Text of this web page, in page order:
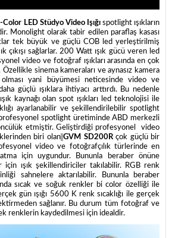
LED Stüdyo Video Işığıspotlight ışıkların
Monolight olarak tabir edilen paraflaş kasası
tek büyük ve güçlü COB led yerleştirilmiş
çıkışı sağlarlar. 200 Watt ışık gücü veren led
video ve fotoğraf ışıkları arasında en çok
sinema kameraları ve aynasız kamera
yani büyümesi neticesinde video ve
güçlü ışıklara ihtiyacı arttırdı. Bu nedenle
kaynağı olan spot ışıkları led teknolojisi ile
ayarlanabilir ve şekillendirilebilir spotlight
spotlight üretiminde ABD merkezli
etmiştir. Geliştirdiği profesyonel video
biri olan GVM SD200R çok güçlü bir
video ve fotoğrafçılık türlerinde en
için uygundur. Bununla beraber önüne
için ışık şekillendiriciler takılabilir. RGB renk
sahnelere aktarılabilir. Bununla beraber
sıcak ve soğuk renkler bi color özelliği ile
gün ışığı 5600 K renk sıcaklığı ile gerçek
sağlanır. Bu durum tüm fotoğraf ve
renklerin kaydedilmesi için idealdir.